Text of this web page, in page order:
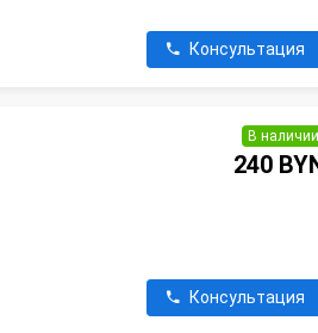
Консультация
В
240
Консультация